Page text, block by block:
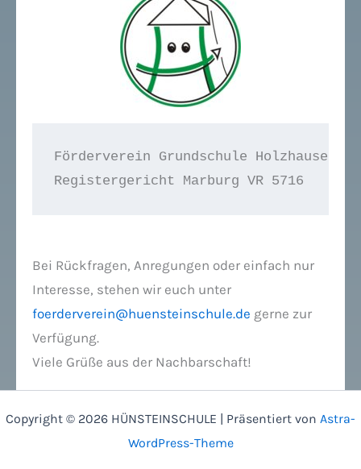
Registergericht Marburg VR 5716
Bei Rückfragen, Anregungen oder einfach nur
Interesse, stehen wir euch unter
foerderverein@huensteinschule.de gerne zur
Verfügung.
Viele Grüße aus der Nachbarschaft!
Copyright © 2026 HÜNSTEINSCHULE | Präsentiert von Astra-
WordPress-Theme